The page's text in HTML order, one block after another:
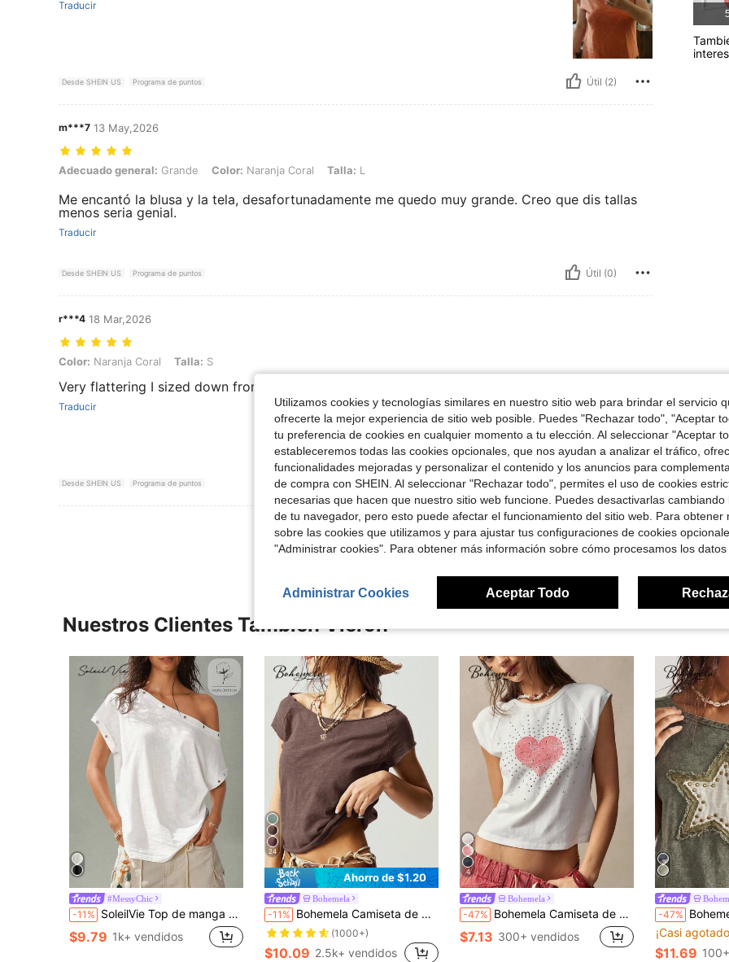
Traducir
Desde SHEIN US Programa de puntos Útil (2)
m***7 13 May,2026
Adecuado general: Grande, Color: Naranja Coral, Talla: L
Adecuado general: Grande Color: Naranja Coral Talla: L
Me encantó la blusa y la tela, desafortunadamente me quedo muy grande. Creo que dis tallas
menos seria genial.
Traducir
Desde SHEIN US Programa de puntos Útil (0)
r***4 18 Mar,2026
Color: Naranja Coral, Talla: S
Color: Naranja Coral Talla: S
Very flattering I sized down from xl for a less off the shoulder fit.
Traducir
Desde SHEIN US Programa de puntos Útil (2)
Ver Más Reseñas
Nuestros Clientes También Vieron
#MessyChic
-11% SoleilVie Top de manga corta para mujer de verano, nuevo estilo bohemio casual blanco con cuello asimétrico y hebilla de metal, hecho de tela de algodón texturizada, con diseño de cuello asimétrico, decoración de botones a presión de metal y cintura fruncida, combinando vibras holgadas y dulces-frescas, adecuado para salidas diarias, citas u ocasiones de estilo hot girl ligero, camiseta de cuello asimétrico estilo dulce-fresco
$9.79 1k+ vendidos
24
Ahorro de $1.20
Bohemela
-11% Bohemela Camiseta de mujer de punto de cuello de barco ajustada de unicolor lavada
(1000+)
$10.09 2.5k+ vendidos
4
Bohemela
-47% Bohemela Camiseta de mujer de estilo retro casual de unicolor para vacaciones en la playa bohemia
$7.13 300+ vendidos
-47% Bohemela Camiseta de
¡Casi
$11.69
Utilizamos cookies y tecnologías similares en nuestro sitio web para brindar el servicio
ofrecerte la mejor experiencia de sitio web posible. Puedes "Rechazar todo", "Aceptar
tu preferencia de cookies en cualquier momento a tu elección. Al seleccionar "Aceptar
estableceremos todas las cookies opcionales, que nos ayudan a analizar el tráfico,
funcionalidades mejoradas y personalizar el contenido y los anuncios para
de compra con SHEIN. Al seleccionar "Rechazar todo", permites el uso de cookies
necesarias que hacen que nuestro sitio web funcione. Puedes desactivarlas cambiando
de tu navegador, pero esto puede afectar el funcionamiento del sitio web. Para obtener
sobre las cookies que utilizamos y para ajustar tus configuraciones de cookies
"Administrar cookies". Para obtener más información sobre cómo procesamos los datos
Administrar Cookies Aceptar Todo